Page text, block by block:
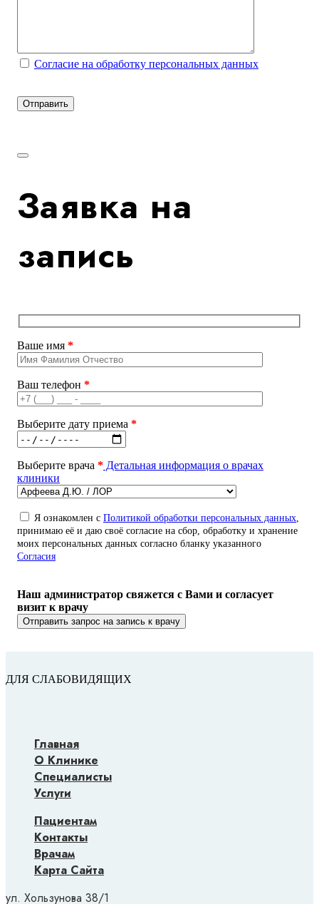
Согласие на обработку персональных данных
Заявка на
запись
Ваше имя *
Ваш телефон *
Выберите дату приема *
Выберите врача * Детальная информация о врачах
клиники
Я ознакомлен с Политикой обработки персональных данных,
принимаю её и даю своё согласие на сбор, обработку и хранение
моих персональных данных согласно бланку указанного
Согласия
Наш администратор свяжется с Вами и согласует
визит к врачу
ДЛЯ СЛАБОВИДЯЩИХ
Главная
О Клинике
Специалисты
Услуги
Пациентам
Контакты
Врачам
Карта Сайта
ул. Хользунова 38/1